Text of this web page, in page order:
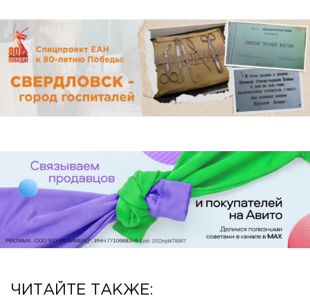
ЧИТАЙТЕ ТАКЖЕ: